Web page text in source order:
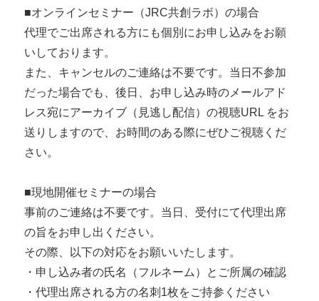
■オンラインセミナー（JRC共創ラボ）の場合
代理でご出席される方にも個別にお申し込みをお願
いしております。
また、キャンセルのご連絡は不要です。当日不参加
だった場合でも、後日、お申し込み時のメールアド
レス宛にアーカイブ（見逃し配信）の視聴URL をお
送りしますので、お時間のある際にぜひご視聴くだ
さい。
■現地開催セミナーの場合
事前のご連絡は不要です。当日、受付にて代理出席
の旨をお申し出ください。
その際、以下の対応をお願いいたします。
・申し込み者の氏名（フルネーム）とご所属の確認
・代理出席される方の名刺1枚をご持参ください